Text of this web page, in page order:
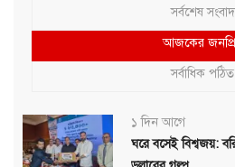
সর্বশেষ সংবাদ
আজকের
সর্বাধিক পঠিত
১ দিন আগে
ঘরে বসেই বিশ্বজয়: